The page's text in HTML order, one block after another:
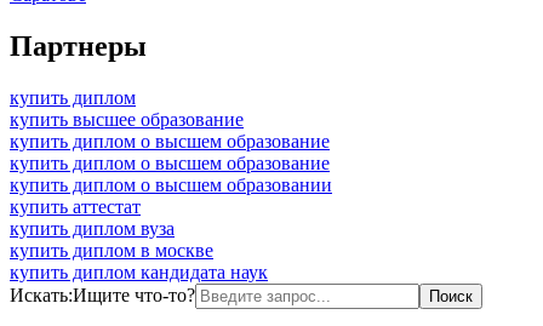
Партнеры
купить диплом
купить высшее образование
купить диплом о высшем образование
купить диплом о высшем образование
купить диплом о высшем образовании
купить аттестат
купить диплом вуза
купить диплом в москве
купить диплом кандидата наук
Искать:Ищите что-то?